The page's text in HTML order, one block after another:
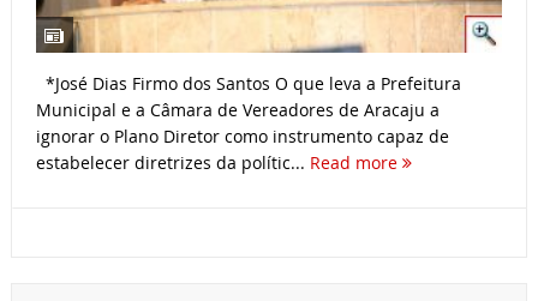
*José Dias Firmo dos Santos O que leva a Prefeitura
Municipal e a Câmara de Vereadores de Aracaju a
ignorar o Plano Diretor como instrumento capaz de
estabelecer diretrizes da polític... Read more